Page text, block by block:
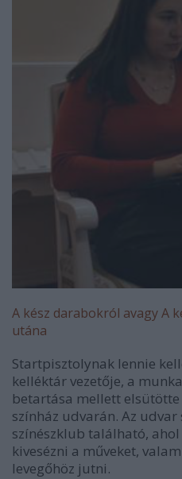
A kész darabokról avagy A
utána
Startpisztolynak lennie
kelléktár vezetője, a
betartása mellett
színház udvarán. Az
színészklub található,
kivesézni a műveket,
levegőhöz jutni.